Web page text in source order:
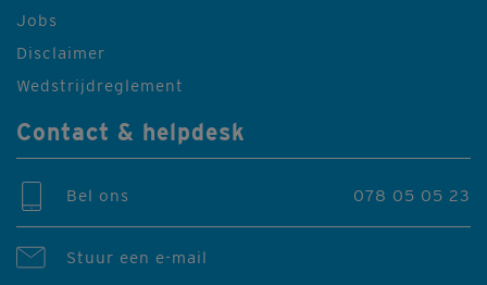
Jobs
Disclaimer
Wedstrijdreglement
Contact & helpdesk
Bel ons 078 05 05 23
Stuur een e-mail